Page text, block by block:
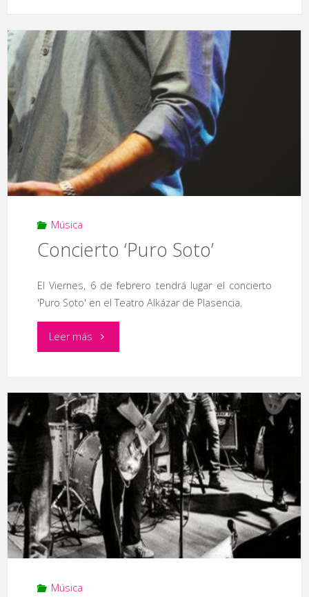
‘Keep
a
Rocking’!’"
Música
Concierto ‘Puro Soto’
El Viernes, 6 de febrero tendrá lugar el concierto
'Puro Soto' en el Teatro Alkázar de Plasencia.
Leer más"Concierto
Soto’"
Música